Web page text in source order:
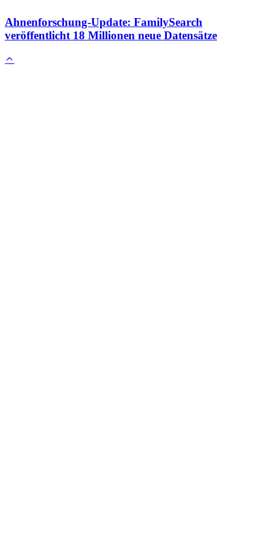
Ahnenforschung-Update: FamilySearch
veröffentlicht 18 Millionen neue Datensätze